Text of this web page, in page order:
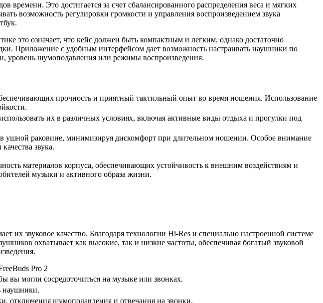
Это достигается за счет сбалансированного распределения веса и мягких
возможность регулировки громкости и управления воспроизведением звука
это означает, что кейс должен быть компактным и легким, однако достаточно
Приложение с удобным интерфейсом дает возможность настраивать наушники по
уровень шумоподавления или режимы воспроизведения.
прочность и приятный тактильный опыт во время ношения. Использование
их в различных условиях, включая активные виды отдыха и прогулки под
раковине, минимизируя дискомфорт при длительном ношении. Особое внимание
звука.
материалов корпуса, обеспечивающих устойчивость к внешним воздействиям и
музыки и активного образа жизни.
их звуковое качество. Благодаря технологии Hi-Res и специально настроенной системе
охватывает как высокие, так и низкие частоты, обеспечивая богатый звуковой
Pro 2
вы могли сосредоточиться на музыке или звонках.
наушники.
отключения шумоподавления и отвечания на звонки.